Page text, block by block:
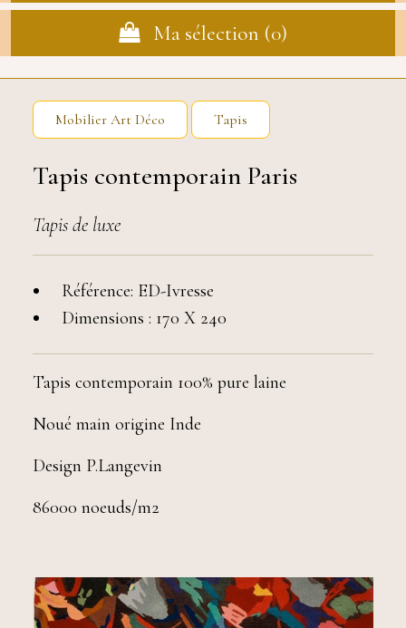
Ma sélection (0)
Mobilier Art Déco Tapis
Tapis contemporain Paris
Tapis de luxe
Référence: ED-Ivresse
Dimensions : 170 X 240
Tapis contemporain 100% pure laine
Noué main origine Inde
Design P.Langevin
86000 noeuds/m2